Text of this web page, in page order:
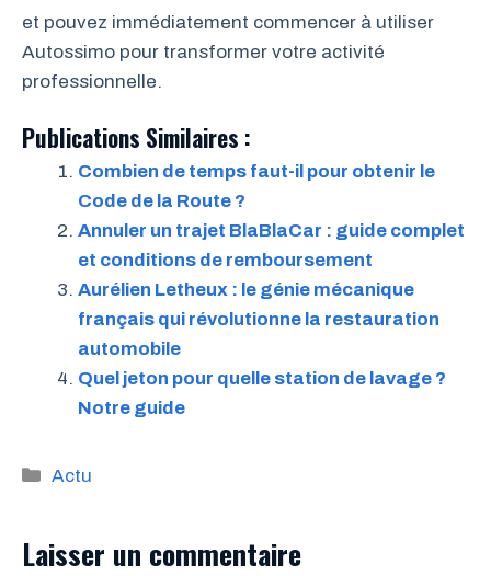
et pouvez immédiatement commencer à utiliser
Autossimo pour transformer votre activité
professionnelle.
Publications Similaires :
Combien de temps faut-il pour obtenir le
Code de la Route ?
Annuler un trajet BlaBlaCar : guide complet
et conditions de remboursement
Aurélien Letheux : le génie mécanique
français qui révolutionne la restauration
automobile
Quel jeton pour quelle station de lavage ?
Notre guide
Catégories
Actu
Laisser un commentaire